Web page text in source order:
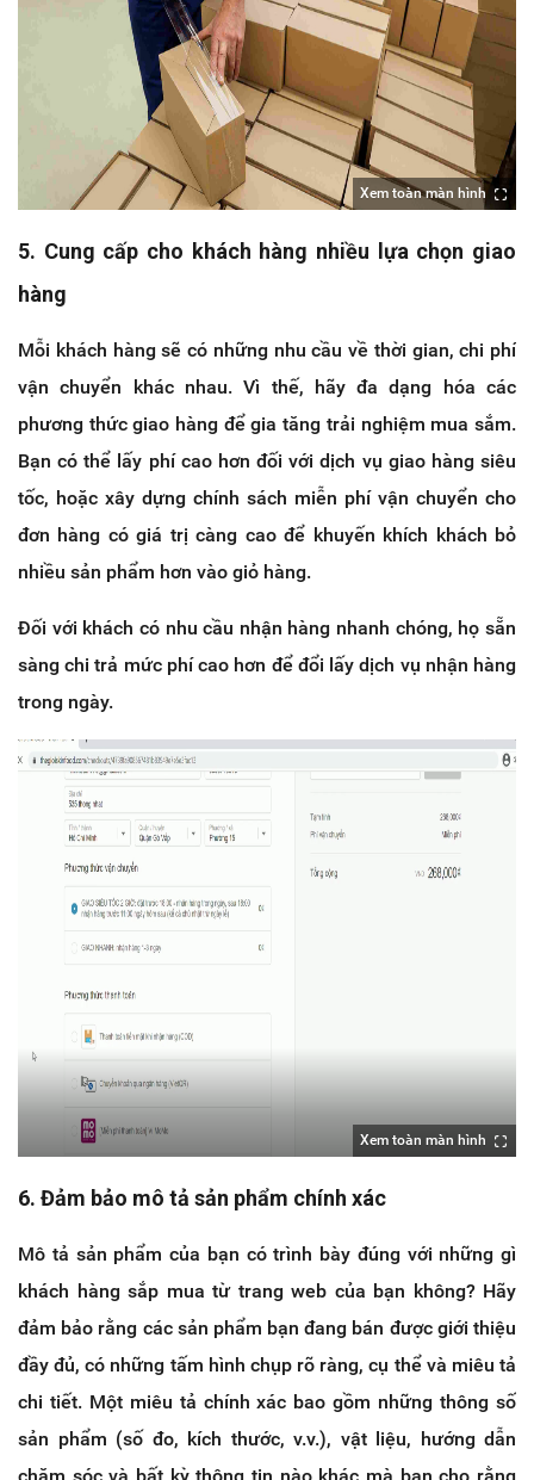
Xem toàn màn hình
5. Cung cấp cho khách hàng nhiều lựa chọn giao
hàng
Mỗi khách hàng sẽ có những nhu cầu về thời gian, chi phí
vận chuyển khác nhau. Vì thế, hãy đa dạng hóa các
phương thức giao hàng để gia tăng trải nghiệm mua sắm.
Bạn có thể lấy phí cao hơn đối với dịch vụ giao hàng siêu
tốc, hoặc xây dựng chính sách miễn phí vận chuyển cho
đơn hàng có giá trị càng cao để khuyến khích khách bỏ
nhiều sản phẩm hơn vào giỏ hàng.
Đối với khách có nhu cầu nhận hàng nhanh chóng, họ sẵn
sàng chi trả mức phí cao hơn để đổi lấy dịch vụ nhận hàng
trong ngày.
Xem toàn màn hình
6. Đảm bảo mô tả sản phẩm chính xác
Mô tả sản phẩm của bạn có trình bày đúng với những gì
khách hàng sắp mua từ trang web của bạn không? Hãy
đảm bảo rằng các sản phẩm bạn đang bán được giới thiệu
đầy đủ, có những tấm hình chụp rõ ràng, cụ thể và miêu tả
chi tiết. Một miêu tả chính xác bao gồm những thông số
sản phẩm (số đo, kích thước, v.v.), vật liệu, hướng dẫn
chăm sóc và bất kỳ thông tin nào khác mà bạn cho rằng